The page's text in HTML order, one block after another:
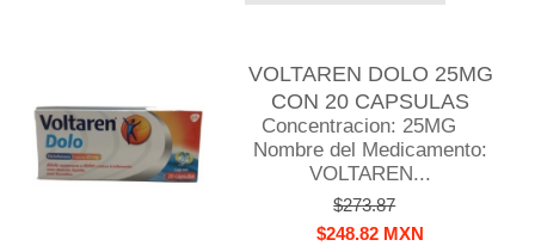
VOLTAREN DOLO 25MG
CON 20 CAPSULAS
Concentracion: 25MG
Nombre del Medicamento:
VOLTAREN...
$273.87
$248.82 MXN